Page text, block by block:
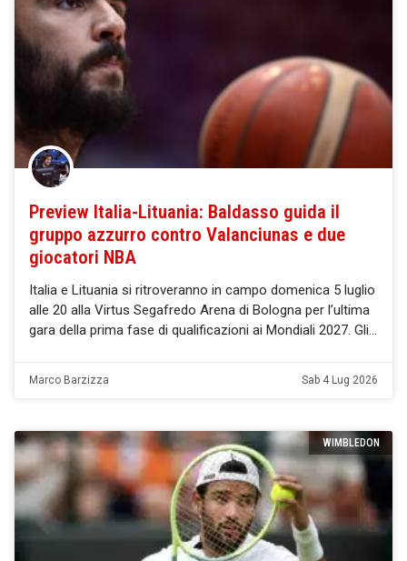
Preview Italia-Lituania: Baldasso guida il
gruppo azzurro contro Valanciunas e due
giocatori NBA
Italia e Lituania si ritroveranno in campo domenica 5 luglio
alle 20 alla Virtus Segafredo Arena di Bologna per l’ultima
gara della prima fase di qualificazioni ai Mondiali 2027. Gli
Marco Barzizza Sab 4 Lug 2026
WIMBLEDON